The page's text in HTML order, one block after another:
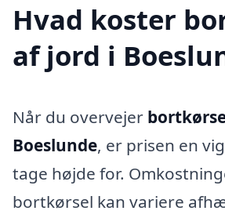
Hvad koster
af jord i
Når du overvejer
Boeslunde, er prisen en
tage højde for.
bortkørsel kan variere